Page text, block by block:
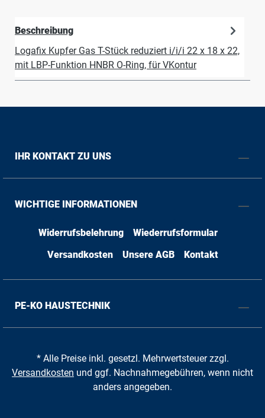
Beschreibung
Logafix Kupfer Gas T-Stück reduziert i/i/i 22 x 18 x 22,
mit LBP-Funktion HNBR O-Ring, für VKontur
IHR KONTAKT ZU UNS
WICHTIGE INFORMATIONEN
Widerrufsbelehrung
Wiederrufsformular
Versandkosten
Unsere AGB Kontakt
PE-KO HAUSTECHNIK
* Alle Preise inkl. gesetzl. Mehrwertsteuer zzgl.
Versandkosten und ggf. Nachnahmegebühren, wenn nicht
anders angegeben.